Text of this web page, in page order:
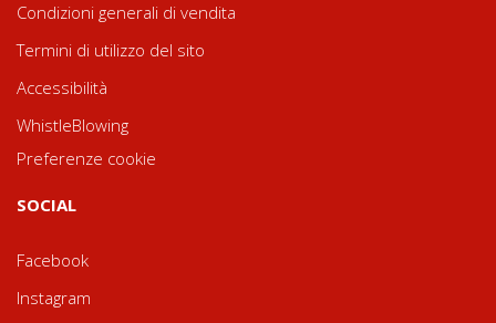
Condizioni generali di vendita
Termini di utilizzo del sito
Accessibilità
WhistleBlowing
Preferenze cookie
SOCIAL
Facebook
Instagram